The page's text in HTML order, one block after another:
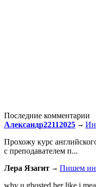
Последние комментарии
Александр22112025
Прохожу курс
с преподавателем п...
Лера Язагит
Пишем
why u ghosted her like i